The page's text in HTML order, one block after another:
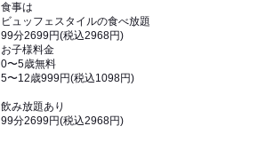
食事は
ビュッフェスタイルの食べ放題
99分2699円(税込2968円)
お子様料金
0〜5歳無料
5〜12歳999円(税込1098円)
飲み放題あり
99分2699円(税込2968円)